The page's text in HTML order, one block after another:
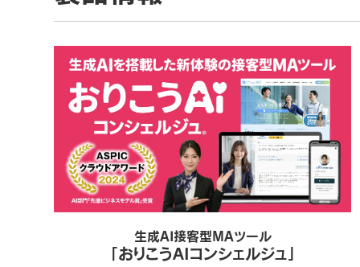
生成AI接客型MAツール
「おりこうAIコンシェルジュ」